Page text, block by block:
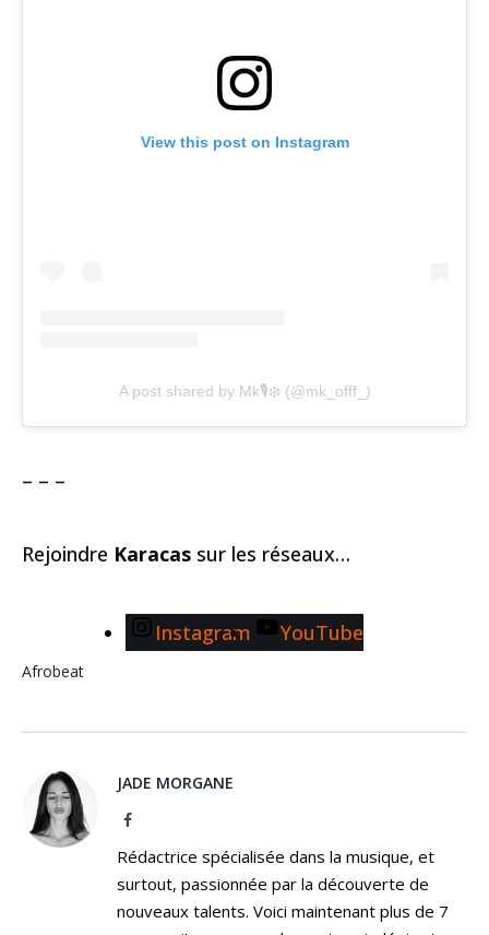
View this post on Instagram
A post shared by Mk🎙❄️ (@mk_offf_)
– – –
Rejoindre Karacas sur les réseaux…
Instagram YouTube
Afrobeat
JADE MORGANE
Facebook
Rédactrice spécialisée dans la musique, et
surtout, passionnée par la découverte de
nouveaux talents. Voici maintenant plus de 7